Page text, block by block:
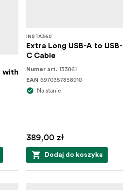
with
INSTA360
Extra Long USB-A to USB-
C Cable
Numer art. 133861
EAN 6970357858910
Na stanie
389,00 zł
Dodaj do koszyka